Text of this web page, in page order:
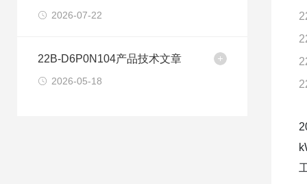
2026-07-22
22B-D6P0N104产品技术文章
2026-05-18